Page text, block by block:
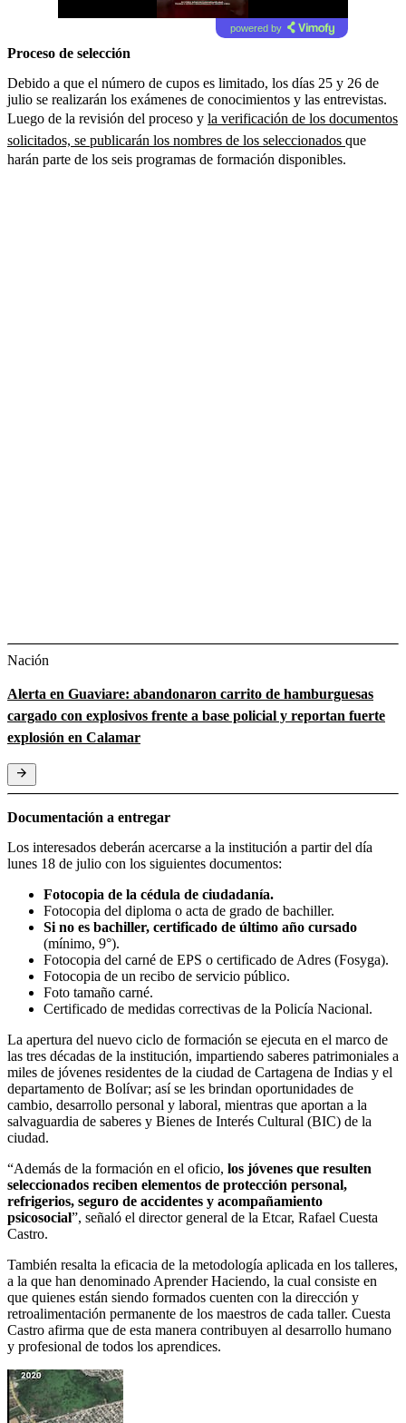
powered by
Proceso de selección
Debido a que el número de cupos es limitado, los días 25 y 26 de
julio se realizarán los exámenes de conocimientos y las entrevistas.
Luego de la revisión del proceso y la verificación de los documentos
solicitados, se publicarán los nombres de los seleccionados que
harán parte de los seis programas de formación disponibles.
Nación
Alerta en Guaviare: abandonaron carrito de hamburguesas
cargado con explosivos frente a base policial y reportan fuerte
explosión en Calamar
Documentación a entregar
Los interesados deberán acercarse a la institución a partir del día
lunes 18 de julio con los siguientes documentos:
Fotocopia de la cédula de ciudadanía.
Fotocopia del diploma o acta de grado de bachiller.
Si no es bachiller, certificado de último año cursado
(mínimo, 9°).
Fotocopia del carné de EPS o certificado de Adres (Fosyga).
Fotocopia de un recibo de servicio público.
Foto tamaño carné.
Certificado de medidas correctivas de la Policía Nacional.
La apertura del nuevo ciclo de formación se ejecuta en el marco de
las tres décadas de la institución, impartiendo saberes patrimoniales a
miles de jóvenes residentes de la ciudad de Cartagena de Indias y el
departamento de Bolívar; así se les brindan oportunidades de
cambio, desarrollo personal y laboral, mientras que aportan a la
salvaguardia de saberes y Bienes de Interés Cultural (BIC) de la
ciudad.
“Además de la formación en el oficio, los jóvenes que resulten
seleccionados reciben elementos de protección personal,
refrigerios, seguro de accidentes y acompañamiento
psicosocial”, señaló el director general de la Etcar, Rafael Cuesta
Castro.
También resalta la eficacia de la metodología aplicada en los talleres,
a la que han denominado Aprender Haciendo, la cual consiste en
que quienes están siendo formados cuenten con la dirección y
retroalimentación permanente de los maestros de cada taller. Cuesta
Castro afirma que de esta manera contribuyen al desarrollo humano
y profesional de todos los aprendices.